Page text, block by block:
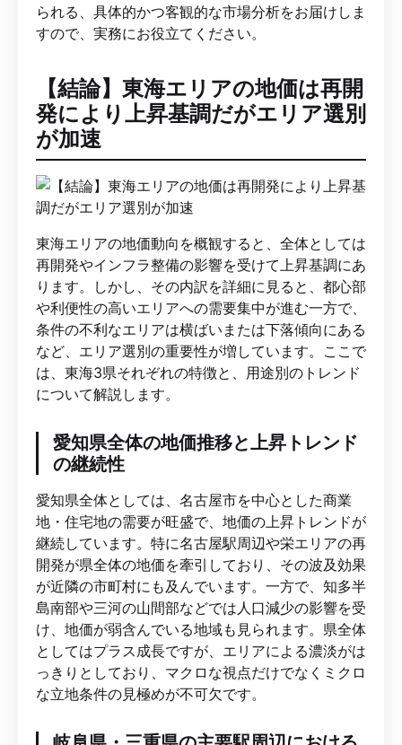
られる、具体的かつ客観的な市場分析をお届けしま
すので、実務にお役立てください。
【結論】東海エリアの地価は再開
発により上昇基調だがエリア選別
が加速
東海エリアの地価動向を概観すると、全体としては
再開発やインフラ整備の影響を受けて上昇基調にあ
ります。しかし、その内訳を詳細に見ると、都心部
や利便性の高いエリアへの需要集中が進む一方で、
条件の不利なエリアは横ばいまたは下落傾向にある
など、エリア選別の重要性が増しています。ここで
は、東海3県それぞれの特徴と、用途別のトレンド
について解説します。
愛知県全体の地価推移と上昇トレンド
の継続性
愛知県全体としては、名古屋市を中心とした商業
地・住宅地の需要が旺盛で、地価の上昇トレンドが
継続しています。特に名古屋駅周辺や栄エリアの再
開発が県全体の地価を牽引しており、その波及効果
が近隣の市町村にも及んでいます。一方で、知多半
島南部や三河の山間部などでは人口減少の影響を受
け、地価が弱含んでいる地域も見られます。県全体
としてはプラス成長ですが、エリアによる濃淡がは
っきりとしており、マクロな視点だけでなくミクロ
な立地条件の見極めが不可欠です。